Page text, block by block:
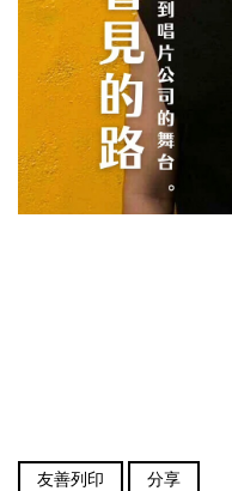
友善列印 分享